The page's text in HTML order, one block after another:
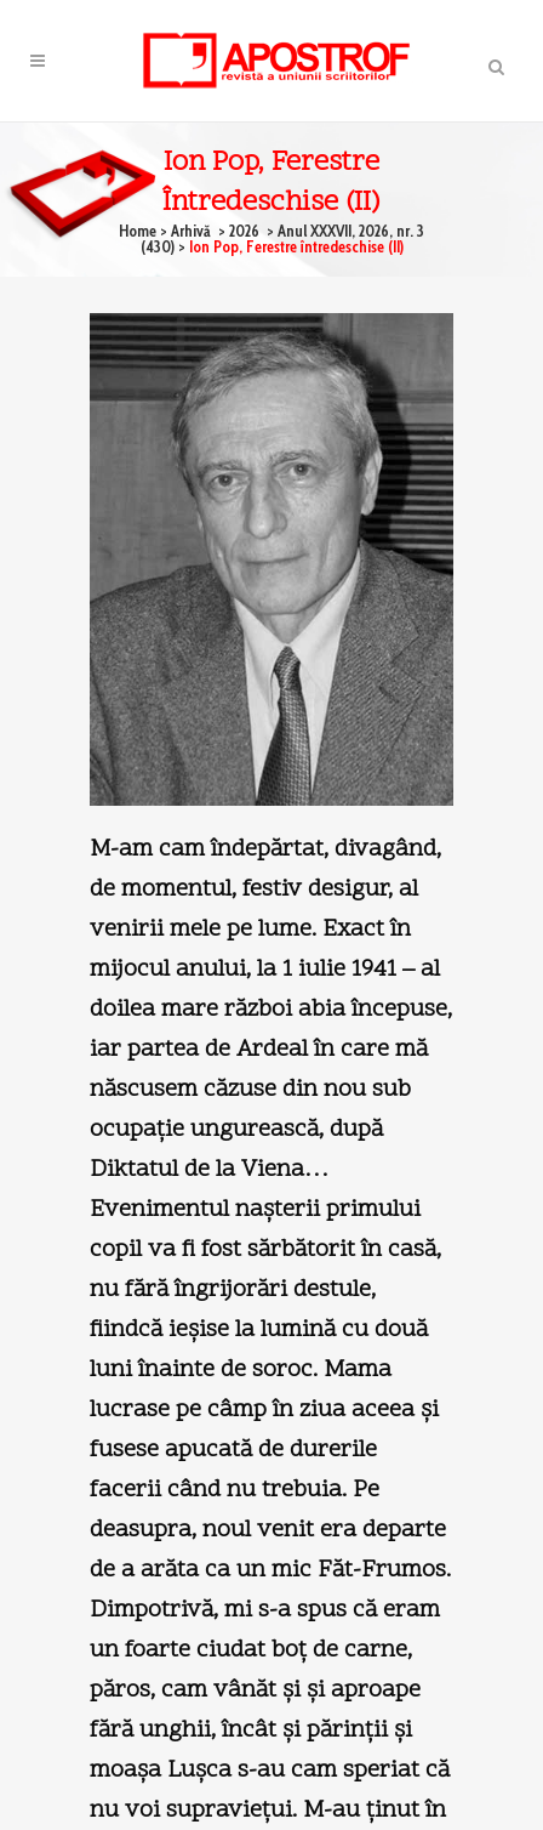
Ion Pop, Ferestre
Întredeschise (II)
Home > Arhivă > 2026 > Anul XXXVII, 2026, nr. 3
(430)> Ion Pop, Ferestre întredeschise (II)
M-am cam îndepărtat, divagând,
de momentul, festiv desigur, al
venirii mele pe lume. Exact în
mijocul anului, la 1 iulie 1941 – al
doilea mare război abia începuse,
iar partea de Ardeal în care mă
născusem căzuse din nou sub
ocupaţie ungurească, după
Diktatul de la Viena…
Evenimentul naşterii primului
copil va fi fost sărbătorit în casă,
nu fără îngrijorări destule,
fiindcă ieşise la lumină cu două
luni înainte de soroc. Mama
lucrase pe câmp în ziua aceea şi
fusese apucată de durerile
facerii când nu trebuia. Pe
deasupra, noul venit era departe
de a arăta ca un mic Făt-Frumos.
Dimpotrivă, mi s-a spus că eram
un foarte ciudat boţ de carne,
păros, cam vânăt şi şi aproape
fără unghii, încât şi părinţii şi
moaşa Luşca s-au cam speriat că
nu voi supravieţui. M-au ţinut în